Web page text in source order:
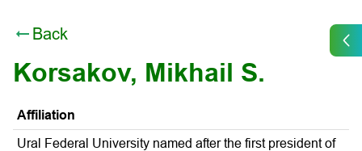
Back
Korsakov, Mikhail S.
Affiliation
Ural Federal University named after the first president of